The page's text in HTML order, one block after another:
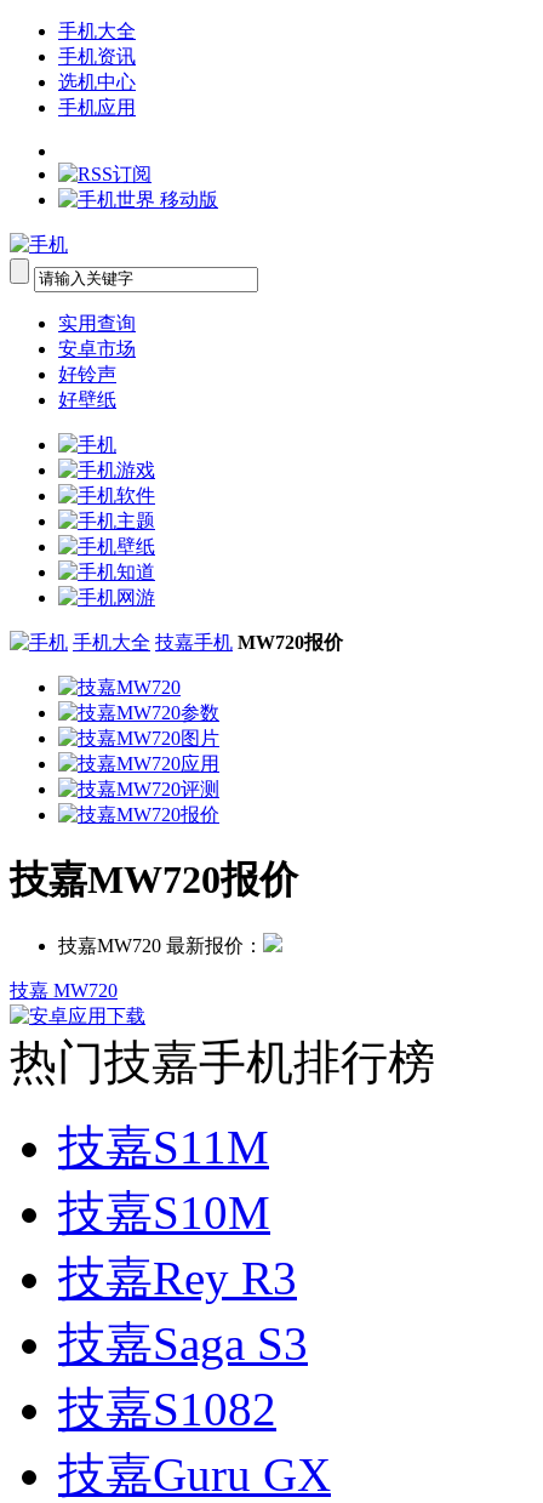
手机大全
手机资讯
选机中心
手机应用
实用查询
安卓市场
好铃声
好壁纸
手机大全 技嘉手机 MW720报价
技嘉MW720报价
技嘉MW720 最新报价：
技嘉 MW720
热门技嘉手机排行榜
技嘉S11M
技嘉S10M
技嘉Rey R3
技嘉Saga S3
技嘉S1082
技嘉Guru GX